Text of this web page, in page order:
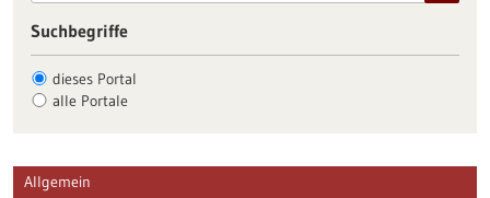
Suchbegriffe
dieses Portal
alle Portale
Allgemein